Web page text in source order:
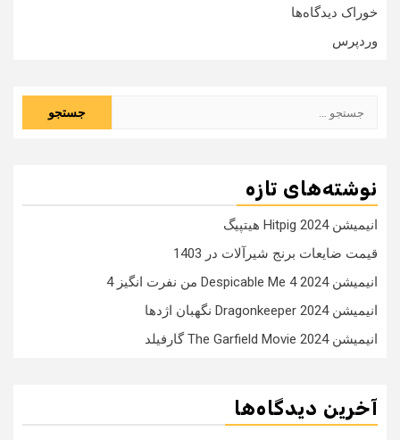
خوراک دیدگاه‌ها
وردپرس
نوشته‌های تازه
انیمیشن Hitpig 2024 هیتپیگ
قیمت ضایعات برنج شیرآلات در 1403
انیمیشن Despicable Me 4 2024 من نفرت انگیز 4
انیمیشن Dragonkeeper 2024 نگهبان اژدها
انیمیشن The Garfield Movie 2024 گارفیلد
آخرین دیدگاه‌ها